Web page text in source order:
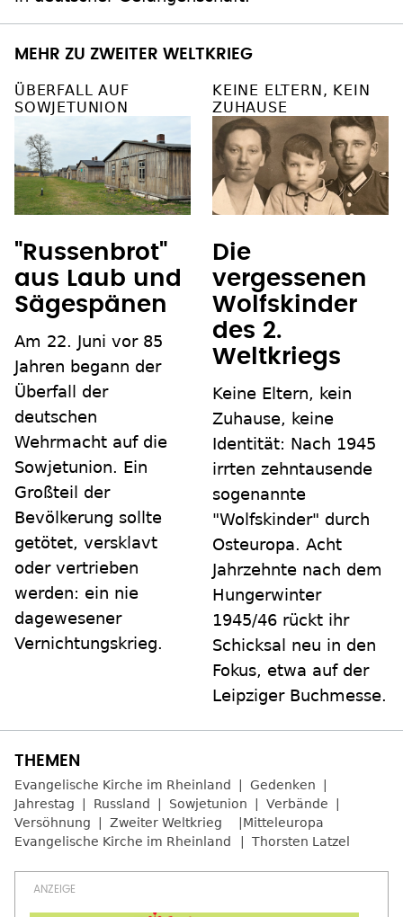
MEHR ZU ZWEITER WELTKRIEG
ÜBERFALL AUF
SOWJETUNION
"Russenbrot"
aus Laub und
Sägespänen
Am 22. Juni vor 85
Jahren begann der
Überfall der
deutschen
Wehrmacht auf die
Sowjetunion. Ein
Großteil der
Bevölkerung sollte
getötet, versklavt
oder vertrieben
werden: ein nie
dagewesener
Vernichtungskrieg.
KEINE ELTERN, KEIN
ZUHAUSE
Die
vergessenen
Wolfskinder
des 2.
Weltkriegs
Keine Eltern, kein
Zuhause, keine
Identität: Nach 1945
irrten zehntausende
sogenannte
"Wolfskinder" durch
Osteuropa. Acht
Jahrzehnte nach dem
Hungerwinter
1945/46 rückt ihr
Schicksal neu in den
Fokus, etwa auf der
Leipziger Buchmesse.
Evangelische Kirche im Rheinland
Gedenken
Jahrestag
Russland Sowjetunion
Verbände
Versöhnung
Zweiter Weltkrieg
Mitteleuropa
Evangelische Kirche im Rheinland
Thorsten Latzel